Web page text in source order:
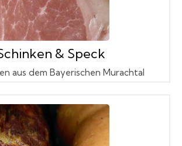
& Speck
aus dem Bayerischen Murachtal